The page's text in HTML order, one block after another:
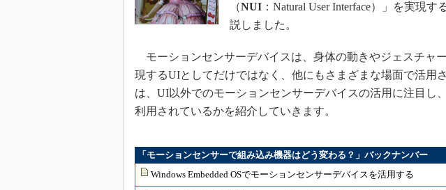
S＆OP
イノベー
製造業ビ
メイドイ
海外生産
（NUI ：Natural User Interface）」を実現
説しました。
モーションセンサーデバイスは、身体の動きやジェスチャー
現するUIとしてだけではなく、他にもさまざまな場面で活用
は、UI以外でのモーションセンサーデバイスの活用に注目し
利用されているかを紹介していきます。
「モーションセンサーで組み込み機器はどう変わる？」バックナンバー
Windows Embedded OSでモーションセンサーデバイスを活用する